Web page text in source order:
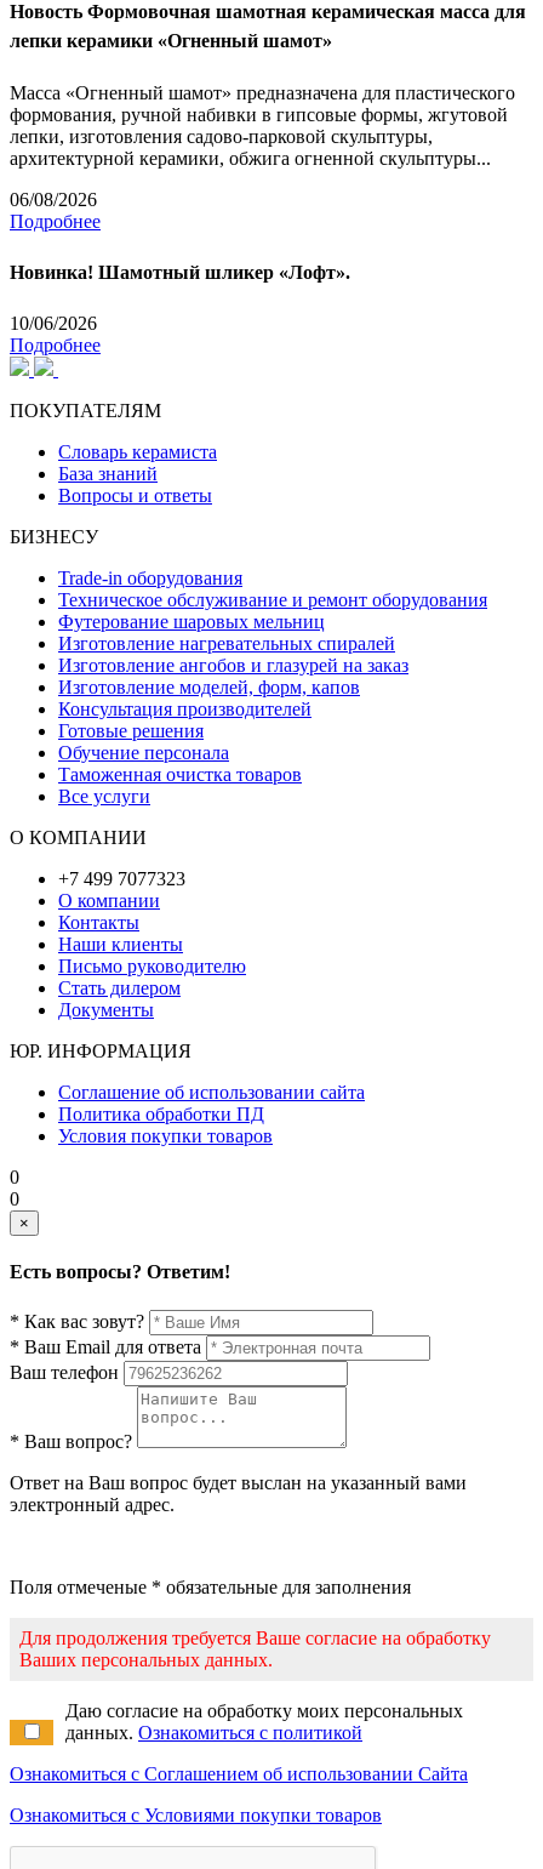
Новость Формовочная шамотная керамическая масса для
лепки керамики «Огненный шамот»
Масса «Огненный шамот» предназначена для пластического
формования, ручной набивки в гипсовые формы, жгутовой
лепки, изготовления садово-парковой скульптуры,
архитектурной керамики, обжига огненной скульптуры...
06/08/2026
Подробнее
Новинка! Шамотный шликер «Лофт».
10/06/2026
Подробнее
ПОКУПАТЕЛЯМ
Словарь керамиста
База знаний
Вопросы и ответы
БИЗНЕСУ
Trade-in оборудования
Техническое обслуживание и ремонт оборудования
Футерование шаровых мельниц
Изготовление нагревательных спиралей
Изготовление ангобов и глазурей на заказ
Изготовление моделей, форм, капов
Консультация производителей
Готовые решения
Обучение персонала
Таможенная очистка товаров
Все услуги
О КОМПАНИИ
+7 499 7077323
О компании
Контакты
Наши клиенты
Письмо руководителю
Стать дилером
Документы
ЮР. ИНФОРМАЦИЯ
Соглашение об использовании сайта
Политика обработки ПД
Условия покупки товаров
0
0
×
Есть вопросы? Ответим!
* Как вас зовут?
* Ваш Email для ответа
Ваш телефон
* Ваш вопрос?
Ответ на Ваш вопрос будет выслан на указанный вами
электронный адрес.
Поля отмеченые * обязательные для заполнения
Для продолжения требуется Ваше согласие на обработку
Ваших персональных данных.
Даю согласие на обработку моих персональных
данных. Ознакомиться с политикой
Ознакомиться с Соглашением об использовании Сайта
Ознакомиться с Условиями покупки товаров